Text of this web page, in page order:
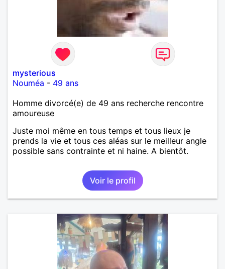
mysterious
Nouméa - 49 ans
Homme divorcé(e) de 49 ans recherche rencontre
amoureuse
Juste moi même en tous temps et tous lieux je
prends la vie et tous ces aléas sur le meilleur angle
possible sans contrainte et ni haine. A bientôt.
Voir le profil